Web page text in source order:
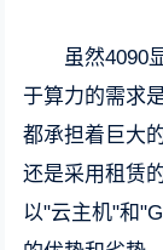
虽然4090
于算力的需求
都承担着巨大
还是采用租赁
以"云主机"和